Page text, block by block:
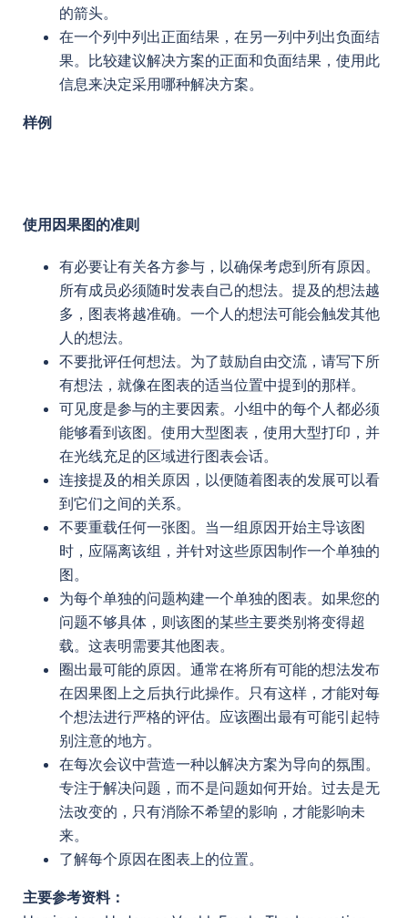
的箭头。
在一个列中列出正面结果，在另一列中列出负面结
果。比较建议解决方案的正面和负面结果，使用此
信息来决定采用哪种解决方案。
样例
使用因果图的准则
有必要让有关各方参与，以确保考虑到所有原因。
所有成员必须随时发表自己的想法。提及的想法越
多，图表将越准确。一个人的想法可能会触发其他
人的想法。
不要批评任何想法。为了鼓励自由交流，请写下所
有想法，就像在图表的适当位置中提到的那样。
可见度是参与的主要因素。小组中的每个人都必须
能够看到该图。使用大型图表，使用大型打印，并
在光线充足的区域进行图表会话。
连接提及的相关原因，以便随着图表的发展可以看
到它们之间的关系。
不要重载任何一张图。当一组原因开始主导该图
时，应隔离该组，并针对这些原因制作一个单独的
图。
为每个单独的问题构建一个单独的图表。如果您的
问题不够具体，则该图的某些主要类别将变得超
载。这表明需要其他图表。
圈出最可能的原因。通常在将所有可能的想法发布
在因果图上之后执行此操作。只有这样，才能对每
个想法进行严格的评估。应该圈出最有可能引起特
别注意的地方。
在每次会议中营造一种以解决方案为导向的氛围。
专注于解决问题，而不是问题如何开始。过去是无
法改变的，只有消除不希望的影响，才能影响未
来。
了解每个原因在图表上的位置。
主要参考资料：